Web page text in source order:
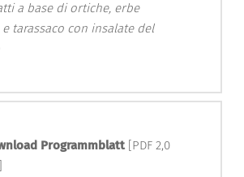
a base di ortiche, erbe
e tarassaco con insalate del
Programmblatt [PDF 2,0